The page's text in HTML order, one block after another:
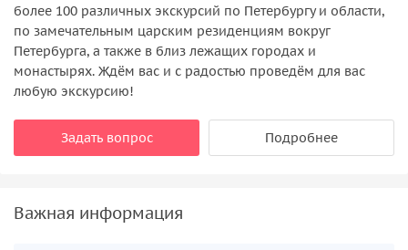
более 100 различных экскурсий по Петербургу и области,
по замечательным царским резиденциям вокруг
Петербурга, а также в близ лежащих городах и
монастырях. Ждём вас и с радостью проведём для вас
любую экскурсию!
Задать вопрос Подробнее
Важная информация